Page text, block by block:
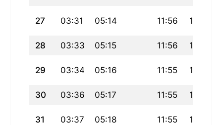
27 03:31 05:14 11:56 15:41
28 03:33 05:15 11:56 15:40
29 03:34 05:16 11:55 15:39
30 03:36 05:17 11:55 15:38
31 03:37 05:18 11:55 15:37